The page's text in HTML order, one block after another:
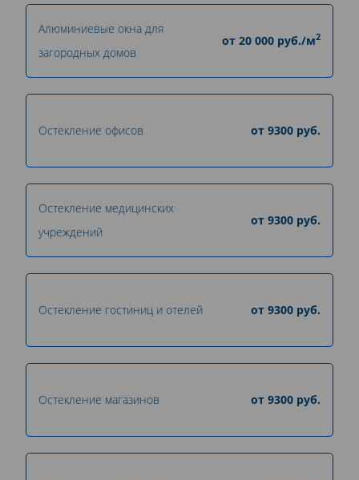
Алюминиевые окна для
загородных домов
от 20 000 руб./м2
Остекление офисов от 9300 руб.
Остекление медицинских
учреждений
от 9300 руб.
Остекление гостиниц и отелей от 9300 руб.
Остекление магазинов от 9300 руб.